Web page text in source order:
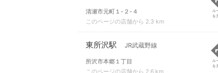
清瀬市元町１-２-４
このページの店舗から 2.3 km
ル
を
東所沢駅 JR武蔵野線
所沢市本郷１丁目
このページの店舗から 2.6 km
ル
を